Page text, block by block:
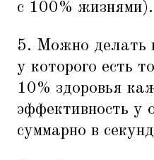
с 100% жизнями).
5. Можно делать
у которого есть
10% здоровья
эффективность у
суммарно в